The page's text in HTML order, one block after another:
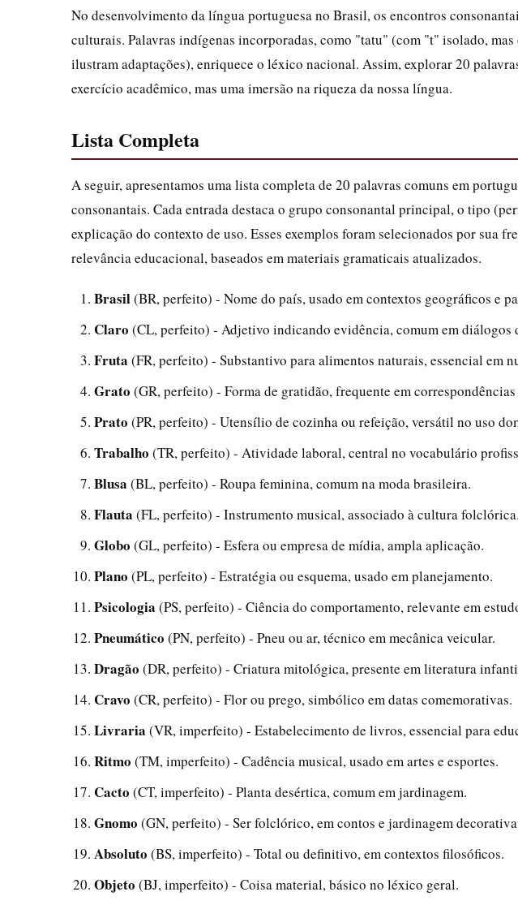
No desenvolvimento da língua portuguesa no Brasil, os encontros
culturais. Palavras indígenas incorporadas, como "tatu" (com "t" isolado,
ilustram adaptações), enriquece o léxico nacional. Assim, explorar 20
exercício acadêmico, mas uma imersão na riqueza da nossa língua.
Lista Completa
A seguir, apresentamos uma lista completa de 20 palavras comuns em
consonantais. Cada entrada destaca o grupo consonantal principal, o tipo
explicação do contexto de uso. Esses exemplos foram selecionados por sua
relevância educacional, baseados em materiais gramaticais atualizados.
Brasil(BR, perfeito) - Nome do país, usado em contextos geográficos e
Claro (CL, perfeito) - Adjetivo indicando evidência, comum em diálogos
Fruta (FR, perfeito) - Substantivo para alimentos naturais, essencial em
Grato (GR, perfeito) - Forma de gratidão, frequente em
Prato (PR, perfeito) - Utensílio de cozinha ou refeição, versátil no uso
Trabalho (TR, perfeito) - Atividade laboral, central no vocabulário
Blusa (BL, perfeito) - Roupa feminina, comum na moda brasileira.
Flauta (FL, perfeito) - Instrumento musical, associado à cultura folclórica.
Globo (GL, perfeito) - Esfera ou empresa de mídia, ampla aplicação.
Plano (PL, perfeito) - Estratégia ou esquema, usado em planejamento.
Psicologia (PS, perfeito) - Ciência do comportamento, relevante em
Pneumático (PN, perfeito) - Pneu ou ar, técnico em mecânica veicular.
Dragão (DR, perfeito) - Criatura mitológica, presente em literatura
Cravo (CR, perfeito) - Flor ou prego, simbólico em datas comemorativas.
Livraria (VR, imperfeito) - Estabelecimento de livros, essencial para
Ritmo (TM, imperfeito) - Cadência musical, usado em artes e esportes.
Cacto (CT, imperfeito) - Planta desértica, comum em jardinagem.
Gnomo (GN, perfeito) - Ser folclórico, em contos e jardinagem
Absoluto (BS, imperfeito) - Total ou definitivo, em contextos filosóficos.
Objeto (BJ, imperfeito) - Coisa material, básico no léxico geral.